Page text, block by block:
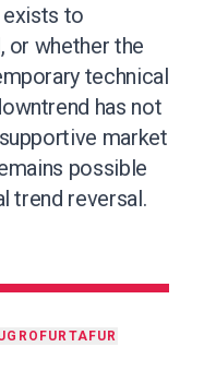
to
or whether the
technical
has not
market
possible
trend reversal.
FURTA FUR